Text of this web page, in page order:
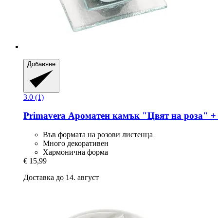
Добавяне
3.0 (1)
Primavera Ароматен камък "Цвят на роза" +
Във формата на розови листенца
Много декоративен
Хармонична форма
€ 15,99
Доставка до 14. август